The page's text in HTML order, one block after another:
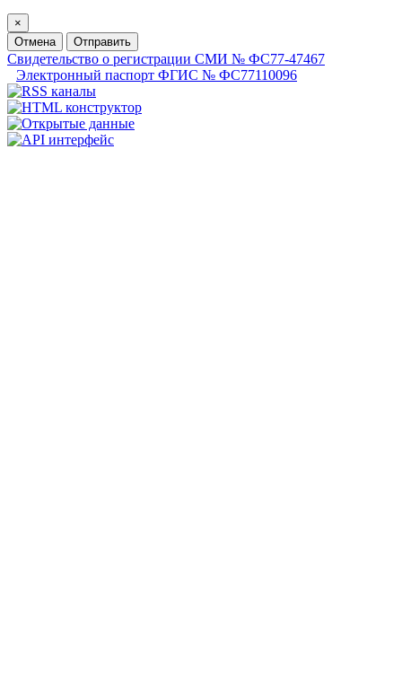
×
Отмена
Отправить
Свидетельство о регистрации СМИ № ФС77-47467
Электронный паспорт ФГИС № ФС77110096